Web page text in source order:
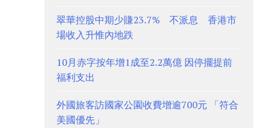
翠華控股中期少賺23.7% 不派息 香港市
場收入升惟內地跌
10月赤字按年增1成至2.2萬億 因停擺提前
福利支出
外國旅客訪國家公園收費增逾700元 「符合
美國優先」